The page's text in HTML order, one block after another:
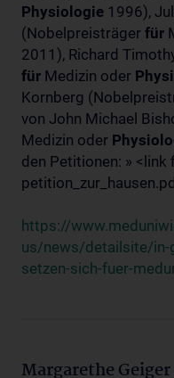
Physiologie 1996),
(Nobelpreisträger für
2011), Richard
für Medizin oder
Kornberg
von John Michael
Medizin oder
den Petitionen: »
https://
us/news/detailsite/in-
setzen-sich-fuer-
Margarethe